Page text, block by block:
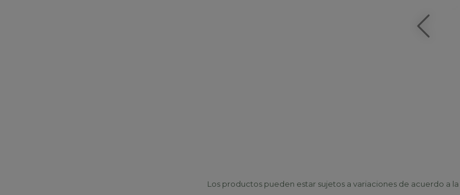
Los productos pueden estar sujetos a variaciones de acuerdo a